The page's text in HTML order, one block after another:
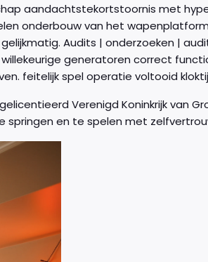
aandachtstekortstoornis met
onderbouw van het
Audits | onderzoeken |
generatoren correct
feitelijk spel operatie voltooid
Verenigd Koninkrijk van
springen en te spelen met